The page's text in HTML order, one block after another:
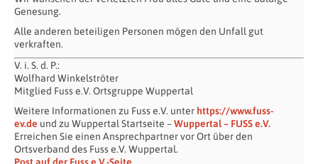
Genesung.
Alle anderen beteiligen Personen mögen den Unfall gut
verkraften.
V. i. S. d. P.:
Wolfhard Winkelströter
Mitglied Fuss e.V. Ortsgruppe Wuppertal
Weitere Informationen zu Fuss e.V. unter https://www.fuss-
ev.de und zu Wuppertal Startseite –Wuppertal – FUSS e.V.
Erreichen Sie einen Ansprechpartner vor Ort über den
Ortsverband des Fuss e.V. Wuppertal.
Post auf der Fuss e.V.-Seite